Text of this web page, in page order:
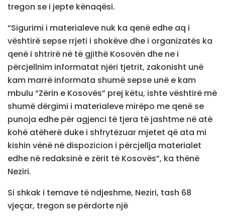
tregon se i jepte kënaqësi.
“Sigurimi i materialeve nuk ka qenë edhe aq i
vështirë sepse rrjeti i shokëve dhe i organizatës ka
qenë i shtrirë në të gjithë Kosovën dhe ne i
përcjellnim informatat njëri tjetrit, zakonisht unë
kam marrë informata shumë sepse unë e kam
mbulu “Zërin e Kosovës” prej këtu, ishte vështirë më
shumë dërgimi i materialeve mirëpo me qenë se
punoja edhe për agjenci të tjera të jashtme në atë
kohë atëherë duke i shfrytëzuar mjetet që ata mi
kishin vënë në dispozicion i përcjellja materialet
edhe në redaksinë e zërit të Kosovës”, ka thënë
Neziri.
Si shkak i temave të ndjeshme, Neziri, tash 68
vjeçar, tregon se përdorte një